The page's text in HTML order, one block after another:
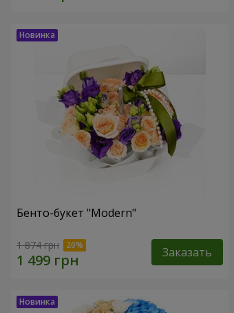
Бенто-букет "Modern"
1 874 грн Заказать